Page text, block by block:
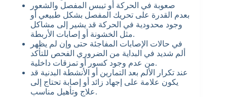
صعوبة في الحركة أو تيبس المفصل والشعور
بعدم القدرة على تحريك المفصل بشكل طبيعي أو
وجود محدودية في الحركة قد يشير إلى مشاكل
مثل الخشونة أو إصابات الأربطة.
في حالات الإصابات المفاجئة حتى وإن لم يظهر
ألم شديد في البداية من الضروري الفحص للتأكد
من عدم وجود كسور أو تمزقات داخلية.
عند تكرار الألم بعد التمارين أو الأنشطة البدنية قد
يكون علامة على إجهاد زائد أو إصابة تحتاج إلى
علاج وتأهيل مناسب.